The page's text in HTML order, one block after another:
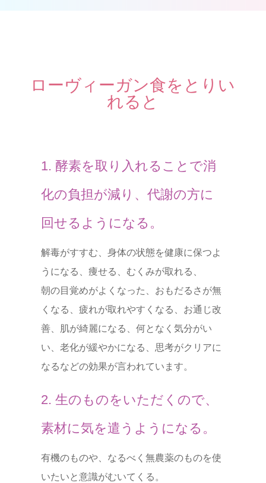
ローヴィーガン食をとりい
れると
1. 酵素を取り入れることで消
化の負担が減り、代謝の方に
回せるようになる。
解毒がすすむ、身体の状態を健康に保つよ
うになる、痩せる、むくみが取れる、
朝の目覚めがよくなった、おもだるさが無
くなる、疲れが取れやすくなる、お通じ改
善、肌が綺麗になる、何となく気分がい
い、老化が緩やかになる、思考がクリアに
なるなどの効果が言われています。
2. 生のものをいただくので、
素材に気を遣うようになる。
有機のものや、なるべく無農薬のものを使
いたいと意識がむいてくる。